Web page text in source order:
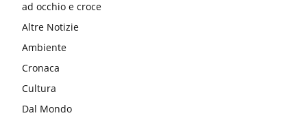
ad occhio e croce
Altre Notizie
Ambiente
Cronaca
Cultura
Dal Mondo